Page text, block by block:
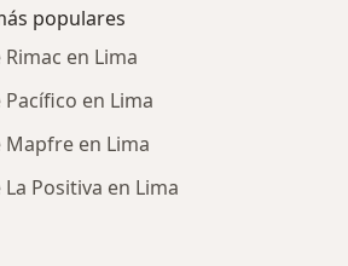
populares
en Lima
en Lima
en Lima
Positiva en Lima